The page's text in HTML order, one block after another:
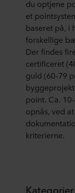
du optjene
et
baseret på, i
forskellige
Der findes
certificeret
guld (60–79
point. Ca.
opnås, ved
kriterierne.